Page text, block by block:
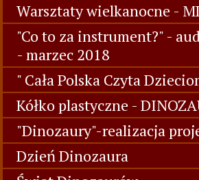
Warsztaty wielkanocne -
"Co to za instrument?" -
- marzec 2018
" Cała Polska Czyta
Kółko plastyczne -
"Dinozaury"-realizacja
Dzień Dinozaura